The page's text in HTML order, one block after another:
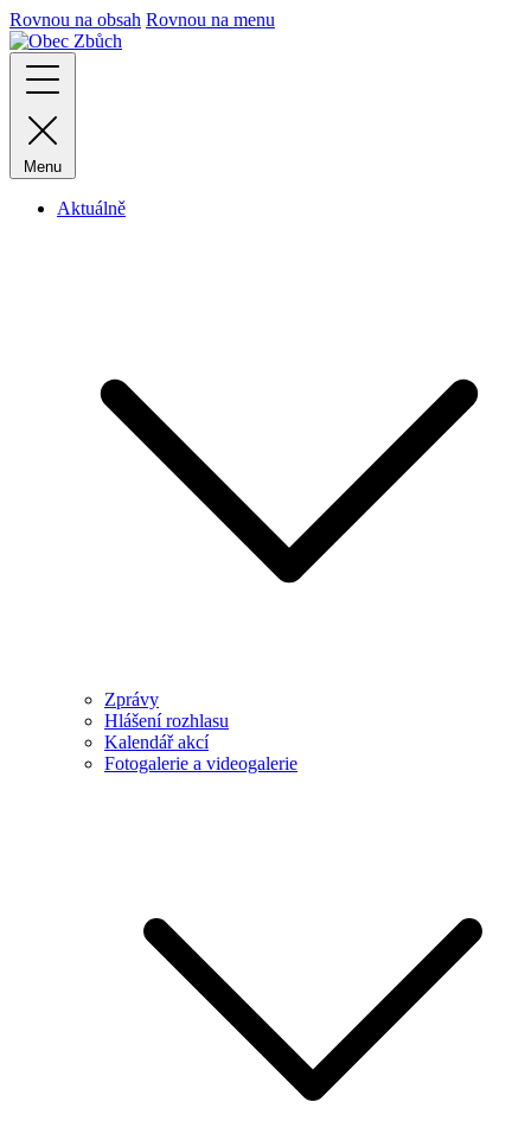
Rovnou na obsah Rovnou na menu
Menu
Aktuálně
Zprávy
Hlášení rozhlasu
Kalendář akcí
Fotogalerie a videogalerie